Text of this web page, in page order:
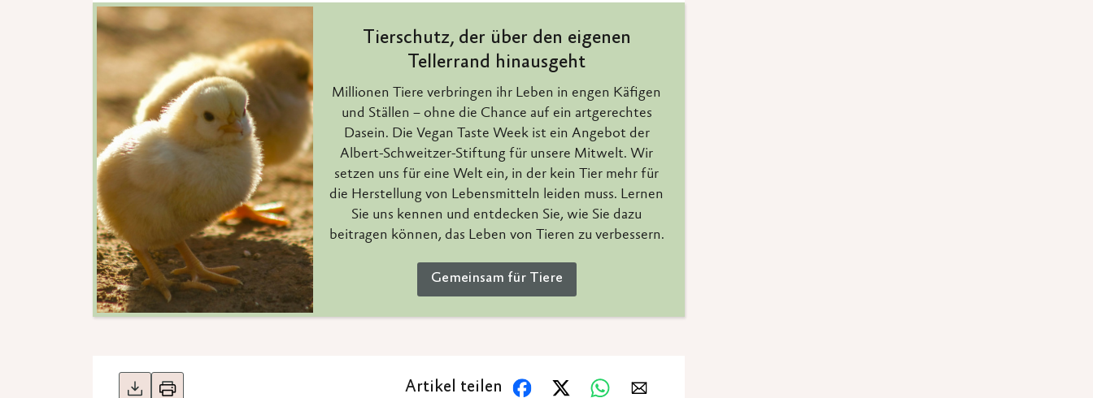
Tierschutz, der über den eigenen
Tellerrand hinausgeht
Millionen Tiere verbringen ihr Leben in engen Käfigen
und Ställen – ohne die Chance auf ein artgerechtes
Dasein. Die Vegan Taste Week ist ein Angebot der
Albert-Schweitzer-Stiftung für unsere Mitwelt. Wir
setzen uns für eine Welt ein, in der kein Tier mehr für
die Herstellung von Lebensmitteln leiden muss. Lernen
Sie uns kennen und entdecken Sie, wie Sie dazu
beitragen können, das Leben von Tieren zu verbessern.
Gemeinsam für Tiere
Artikel teilen